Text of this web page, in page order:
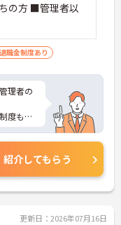
の方 ■管理者以
退職金制度あり
理者の
度もあ
さらに
くださ
紹介してもらう
更新日：2026年07月16日